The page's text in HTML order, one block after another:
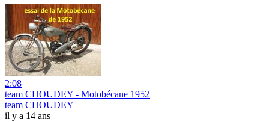
2:08
team CHOUDEY - Motobécane 1952
team CHOUDEY
il y a 14 ans